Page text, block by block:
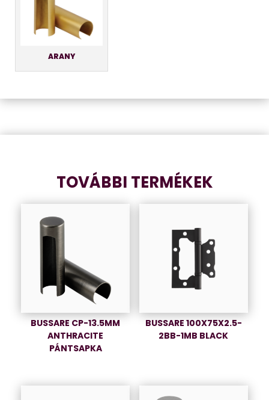
ARANY
TOVÁBBI TERMÉKEK
BUSSARE CP-13.5MM
ANTHRACITE
PÁNTSAPKA
BUSSARE 100X75X2.5-
2BB-1MB BLACK